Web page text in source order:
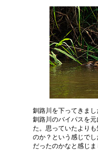
釧路川を下ってきま
釧路川のバイパスを
た。思っていたより
のか？という感じで
だったのかなと感じ